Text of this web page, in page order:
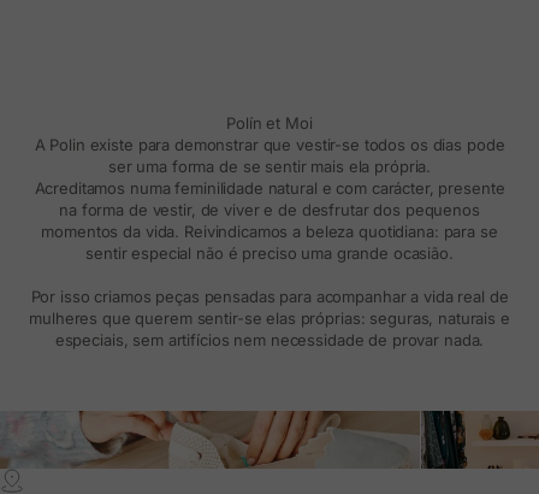
Polín et Moi
A Polin existe para demonstrar que vestir-se todos os dias pode
ser uma forma de se sentir mais ela própria.
Acreditamos numa feminilidade natural e com carácter, presente
na forma de vestir, de viver e de desfrutar dos pequenos
momentos da vida. Reivindicamos a beleza quotidiana: para se
sentir especial não é preciso uma grande ocasião.
Por isso criamos peças pensadas para acompanhar a vida real de
mulheres que querem sentir-se elas próprias: seguras, naturais e
especiais, sem artifícios nem necessidade de provar nada.